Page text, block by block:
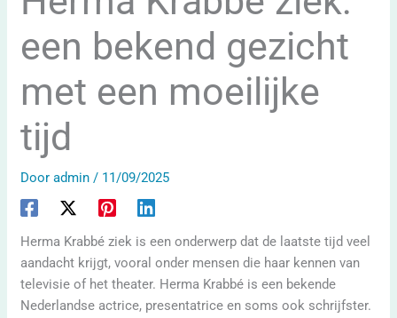
een bekend gezicht
met een moeilijke
tijd
Dooradmin/ 11/09/2025
Herma Krabbé ziek is een onderwerp dat de laatste tijd veel
aandacht krijgt, vooral onder mensen die haar kennen van
televisie of het theater. Herma Krabbé is een bekende
Nederlandse actrice, presentatrice en soms ook schrijfster.